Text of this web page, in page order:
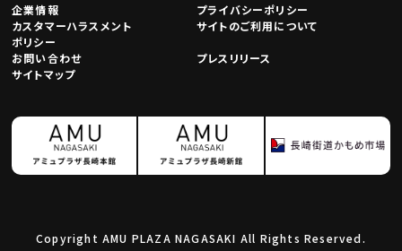
企業情報
プライバシーポリシー
カスタマーハラスメント
ポリシー
サイトのご利用について
お問い合わせ
プレスリリース
サイトマップ
Copyright AMU PLAZA NAGASAKI All Rights Reserved.